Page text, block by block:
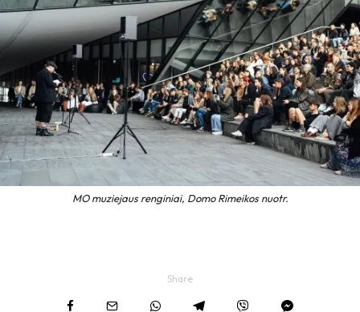
MO muziejaus renginiai, Domo Rimeikos nuotr.
Share